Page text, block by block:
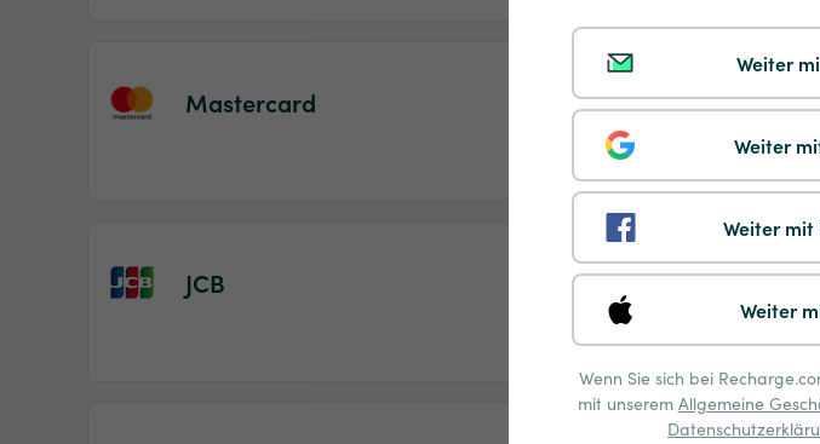
Weiter
Weiter
Weiter mit
Weiter
Wenn Sie sich bei
mit unserem Allgemeine
Mastercard Multibanco
JCB Pay by